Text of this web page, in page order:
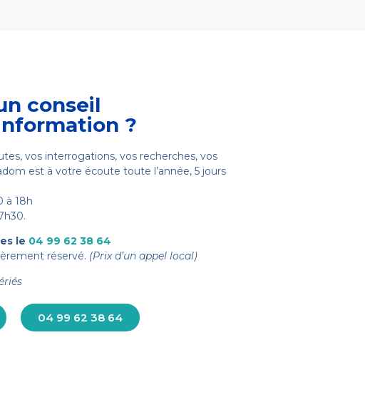
conseil
?
vos interrogations, vos recherches, vos
est à votre écoute toute l’année, 5 jours
à 18h
le 04 99 62 38 64
réservé. (Prix d’un appel local)
04 99 62 38 64